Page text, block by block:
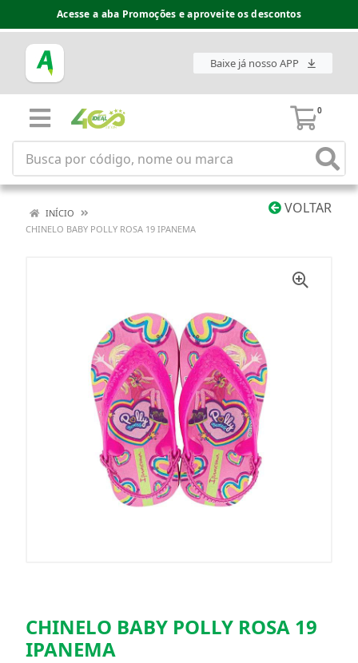
Acesse a aba Promoções e aproveite os descontos
Baixe já nosso APP
0
VOLTAR
INÍCIO
CHINELO BABY POLLY ROSA 19 IPANEMA
CHINELO BABY POLLY ROSA 19
IPANEMA